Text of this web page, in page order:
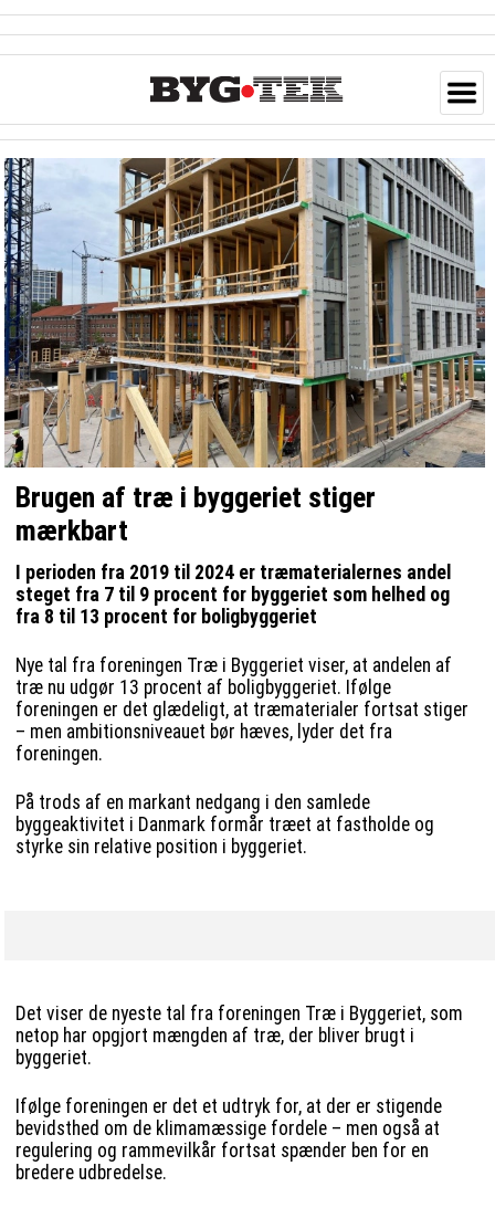
Brugen af træ i byggeriet stiger
mærkbart
I perioden fra 2019 til 2024 er træmaterialernes andel
steget fra 7 til 9 procent for byggeriet som helhed og
fra 8 til 13 procent for boligbyggeriet
Nye tal fra foreningen Træ i Byggeriet viser, at andelen af
træ nu udgør 13 procent af boligbyggeriet. Ifølge
foreningen er det glædeligt, at træmaterialer fortsat stiger
– men ambitionsniveauet bør hæves, lyder det fra
foreningen.
På trods af en markant nedgang i den samlede
byggeaktivitet i Danmark formår træet at fastholde og
styrke sin relative position i byggeriet.
Det viser de nyeste tal fra foreningen Træ i Byggeriet, som
netop har opgjort mængden af træ, der bliver brugt i
byggeriet.
Ifølge foreningen er det et udtryk for, at der er stigende
bevidsthed om de klimamæssige fordele – men også at
regulering og rammevilkår fortsat spænder ben for en
bredere udbredelse.